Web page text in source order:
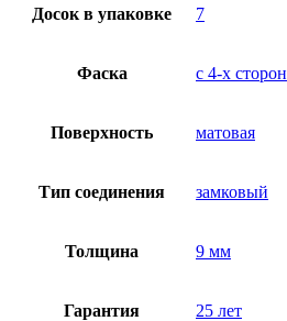
Досок в упаковке 7
Фаска с 4-х сторон
Поверхность матовая
Тип соединения замковый
Толщина 9 мм
Гарантия 25 лет